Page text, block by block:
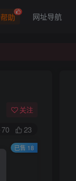
帮助 网址导航
关注
70 23
已售 18